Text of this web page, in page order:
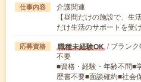
仕事内容
介護関連
【昼間だけの施設で、生
だけ生活のサポートを受
応募資格 職種未経験OK / ブラン
不要
■資格・経験・年齢不問■
歴書不要■面談確約■社会